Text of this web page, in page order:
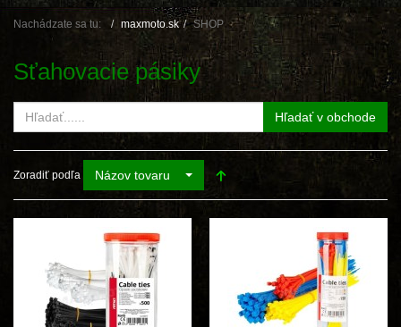
Nachádzate sa tu: maxmoto.sk SHOP
Sťahovacie pásiky
Hľadať v obchode
Zoradiť podľa Názov tovaru